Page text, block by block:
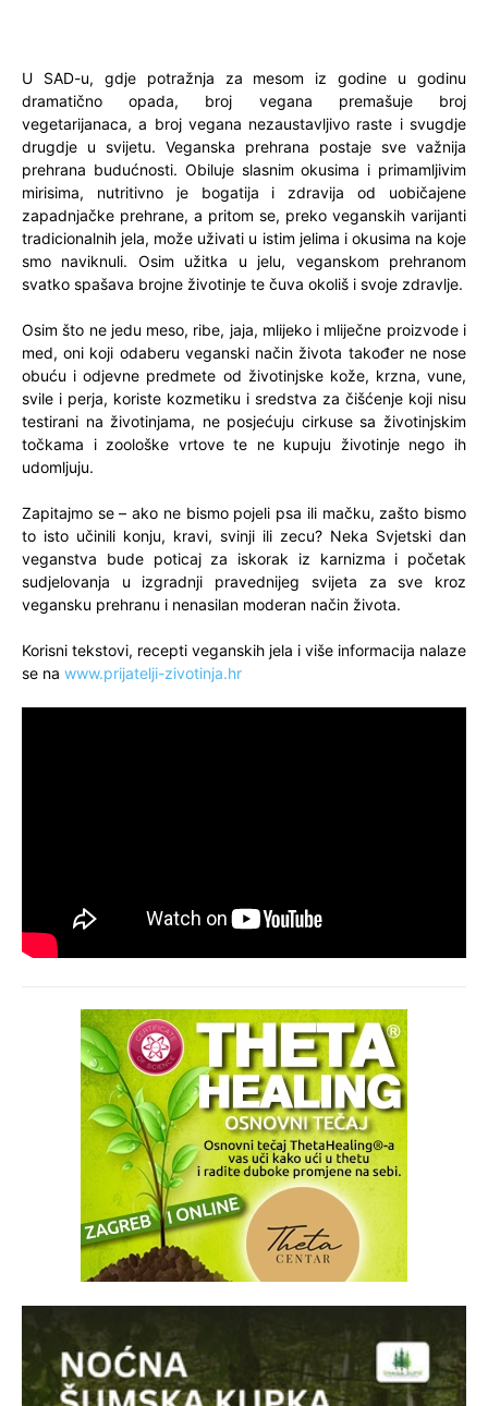
U SAD-u, gdje potražnja za mesom iz godine u godinu
dramatično opada, broj vegana premašuje broj
vegetarijanaca, a broj vegana nezaustavljivo raste i svugdje
drugdje u svijetu. Veganska prehrana postaje sve važnija
prehrana budućnosti. Obiluje slasnim okusima i primamljivim
mirisima, nutritivno je bogatija i zdravija od uobičajene
zapadnjačke prehrane, a pritom se, preko veganskih varijanti
tradicionalnih jela, može uživati u istim jelima i okusima na koje
smo naviknuli. Osim užitka u jelu, veganskom prehranom
svatko spašava brojne životinje te čuva okoliš i svoje zdravlje.
Osim što ne jedu meso, ribe, jaja, mlijeko i mliječne proizvode i
med, oni koji odaberu veganski način života također ne nose
obuću i odjevne predmete od životinjske kože, krzna, vune,
svile i perja, koriste kozmetiku i sredstva za čišćenje koji nisu
testirani na životinjama, ne posjećuju cirkuse sa životinjskim
točkama i zoološke vrtove te ne kupuju životinje nego ih
udomljuju.
Zapitajmo se – ako ne bismo pojeli psa ili mačku, zašto bismo
to isto učinili konju, kravi, svinji ili zecu? Neka Svjetski dan
veganstva bude poticaj za iskorak iz karnizma i početak
sudjelovanja u izgradnji pravednijeg svijeta za sve kroz
vegansku prehranu i nenasilan moderan način života.
Korisni tekstovi, recepti veganskih jela i više informacija nalaze
se na www.prijatelji-zivotinja.hr